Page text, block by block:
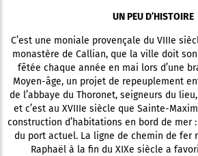
UN PEU D’HISTOIRE
C’est une moniale provençale du VIIIe
monastère de Callian, que la ville doit
fêtée chaque année en mai lors d’une
Moyen-âge, un projet de repeuplement
de l’abbaye du Thoronet, seigneurs du
et c’est au XVIIIe siècle que Sainte-
construction d’habitations en bord de mer
du port actuel. La ligne de chemin de fer
Raphaël à la fin du XIXe siècle a